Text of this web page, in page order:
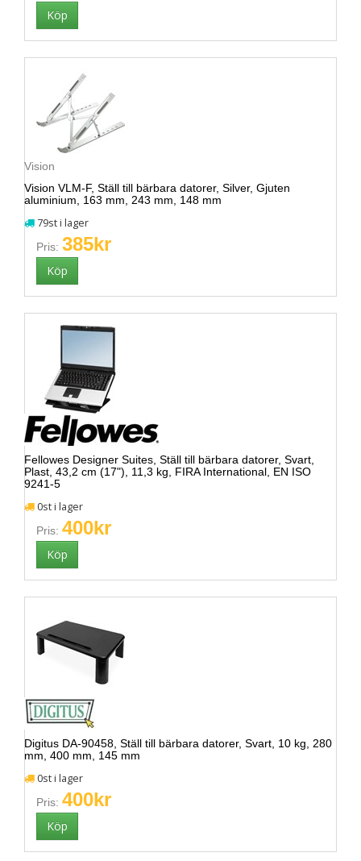
Vision
Vision VLM-F, Ställ till bärbara datorer, Silver, Gjuten
aluminium, 163 mm, 243 mm, 148 mm
79st i lager
Pris: 385kr
Fellowes Designer Suites, Ställ till bärbara datorer, Svart,
Plast, 43,2 cm (17"), 11,3 kg, FIRA International, EN ISO
9241-5
0st i lager
Pris: 400kr
Digitus DA-90458, Ställ till bärbara datorer, Svart, 10 kg, 280
mm, 400 mm, 145 mm
0st i lager
Pris: 400kr